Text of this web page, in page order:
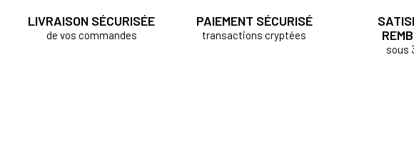
LIVRAISON SÉCURISÉE
de vos commandes
PAIEMENT SÉCURISÉ
transactions cryptées
sous